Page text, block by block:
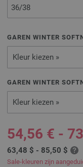
GAREN WINTER
Kleur kiezen »
GAREN WINTER
Kleur kiezen »
54,56 € -
63,48 $ - 85,50 $
Sale-kleuren zijn